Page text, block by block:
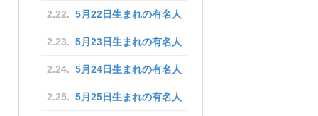
5月22日生まれの有名人
5月23日生まれの有名人
5月24日生まれの有名人
5月25日生まれの有名人